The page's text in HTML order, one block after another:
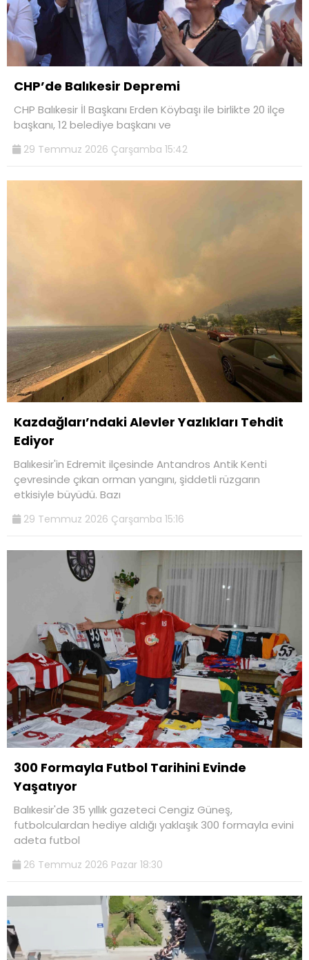
CHP’de Balıkesir Depremi
CHP Balıkesir İl Başkanı Erden Köybaşı ile birlikte 20 ilçe
başkanı, 12 belediye başkanı ve
29 Temmuz 2026 Çarşamba 15:42
Kazdağları’ndaki Alevler Yazlıkları Tehdit
Ediyor
Balıkesir'in Edremit ilçesinde Antandros Antik Kenti
çevresinde çıkan orman yangını, şiddetli rüzgarın
etkisiyle büyüdü. Bazı
29 Temmuz 2026 Çarşamba 15:16
300 Formayla Futbol Tarihini Evinde
Yaşatıyor
Balıkesir'de 35 yıllık gazeteci Cengiz Güneş,
futbolculardan hediye aldığı yaklaşık 300 formayla evini
adeta futbol
26 Temmuz 2026 Pazar 18:30